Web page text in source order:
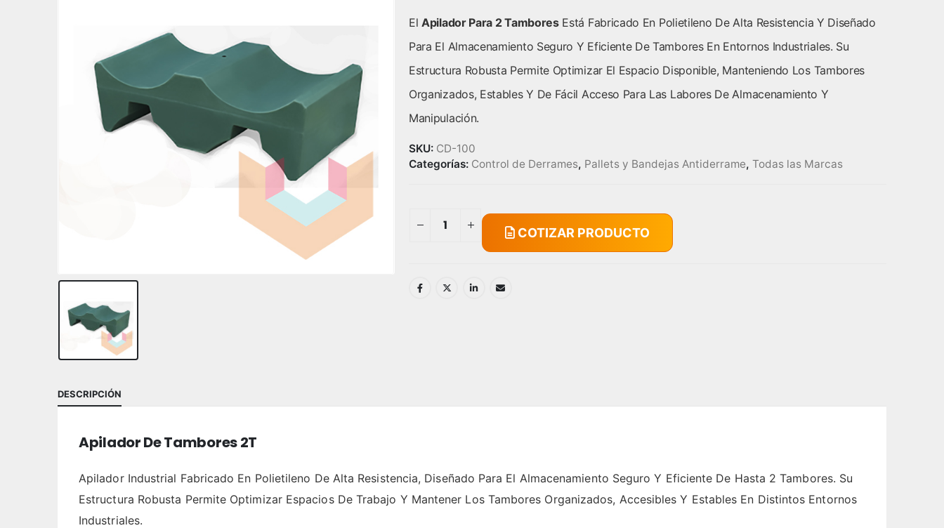
ElApilador Para 2 TamboresEstá Fabricado En Polietileno De Alta Resistencia Y Diseñado
Para El Almacenamiento Seguro Y Eficiente De Tambores En Entornos Industriales. Su
Estructura Robusta Permite Optimizar El Espacio Disponible, Manteniendo Los Tambores
Organizados, Estables Y De Fácil Acceso Para Las Labores De Almacenamiento Y
Manipulación.
SKU: CD-100
Categorías: Control de Derrames, Pallets y Bandejas Antiderrame, Todas las Marcas
COTIZAR PRODUCTO
DESCRIPCIÓN
Apilador De Tambores 2T
Apilador Industrial Fabricado En Polietileno De Alta Resistencia, Diseñado Para El Almacenamiento Seguro Y Eficiente De Hasta 2 Tambores. Su
Estructura Robusta Permite Optimizar Espacios De Trabajo Y Mantener Los Tambores Organizados, Accesibles Y Estables En Distintos Entornos
Industriales.